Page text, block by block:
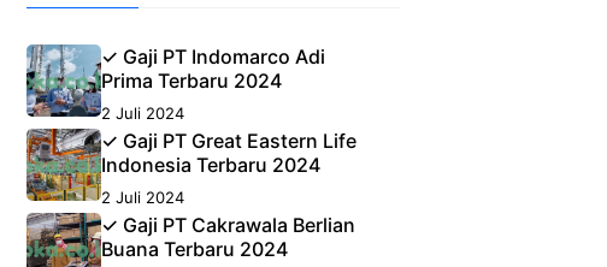
✓ Gaji PT Indomarco Adi
Prima Terbaru 2024
2 Juli 2024
✓ Gaji PT Great Eastern Life
Indonesia Terbaru 2024
2 Juli 2024
✓ Gaji PT Cakrawala Berlian
Buana Terbaru 2024